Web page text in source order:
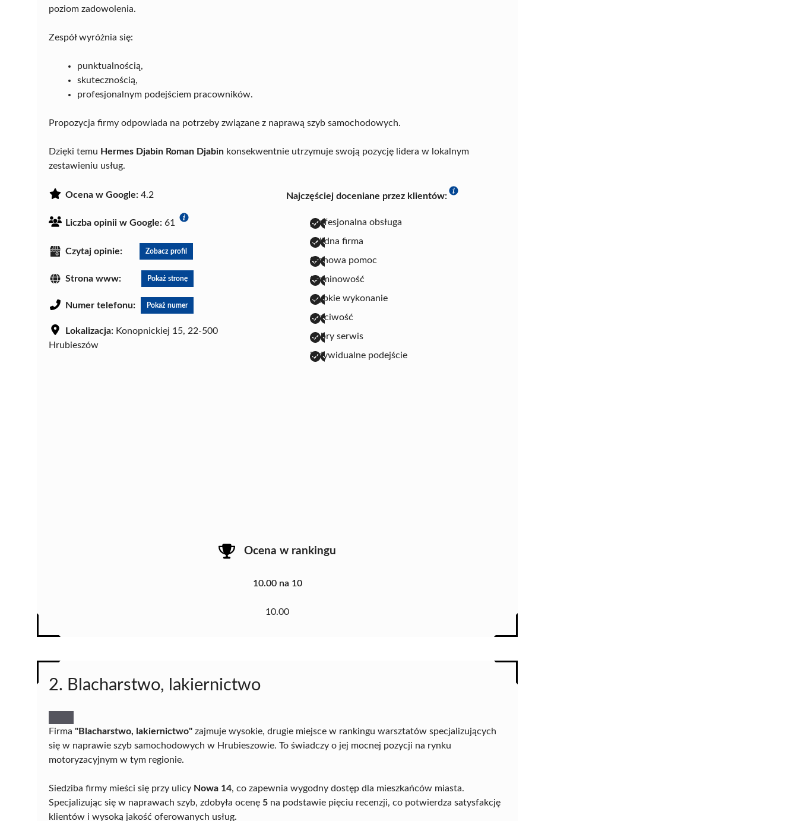
poziom zadowolenia.
Zespół wyróżnia się:
punktualnością,
skutecznością,
profesjonalnym podejściem pracowników.
Propozycja firmy odpowiada na potrzeby związane z naprawą szyb samochodowych.
Dzięki temu Hermes Djabin Roman Djabin konsekwentnie utrzymuje swoją pozycję lidera w lokalnym
zestawieniu usług.
Ocena w Google: 4.2
Liczba opinii w Google: 61
Czytaj opinie: Zobacz profil
Strona www: Pokaż stronę
Numer telefonu: Pokaż numer
Lokalizacja: Konopnickiej 15, 22-500
Hrubieszów
Najczęściej doceniane przez klientów:
profesjonalna obsługa
solidna firma
fachowa pomoc
terminowość
szybkie wykonanie
uczciwość
dobry serwis
indywidualne podejście
Ocena w rankingu
10.00 na 10
10.00
2. Blacharstwo, lakiernictwo
Firma "Blacharstwo, lakiernictwo" zajmuje wysokie, drugie miejsce w rankingu warsztatów specjalizujących
się w naprawie szyb samochodowych w Hrubieszowie. To świadczy o jej mocnej pozycji na rynku
motoryzacyjnym w tym regionie.
Siedziba firmy mieści się przy ulicy Nowa 14, co zapewnia wygodny dostęp dla mieszkańców miasta.
Specjalizując się w naprawach szyb, zdobyła ocenę 5 na podstawie pięciu recenzji, co potwierdza satysfakcję
klientów i wysoką jakość oferowanych usług.